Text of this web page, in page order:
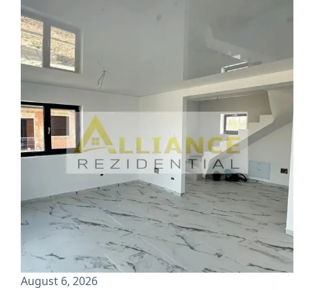
August 6, 2026